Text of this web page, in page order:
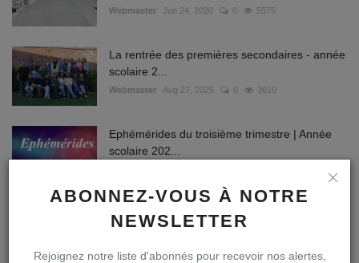
ABONNEZ-VOUS À NOTRE
NEWSLETTER
Rejoignez notre liste d'abonnés pour recevoir nos alertes,
Webmaster Jun 24, 2020 0 5575
La rentrée des premières secondaires - année
scolaire 2...
Webmaster Aug 27, 2025 0 3610
Ephémérides du troisième trimestre | Année
scolaire 202...
Aux parents des élèves qui ont loué des
manuels via REN...